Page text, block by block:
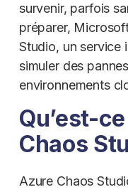
survenir, parfois
préparer,
Studio, un service
simuler des
environnements
Qu’est-
Chaos
Azure Chaos